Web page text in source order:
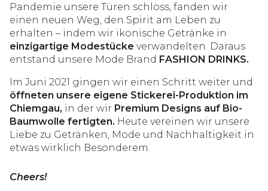
Pandemie unsere Türen schloss, fanden wir
einen neuen Weg, den Spirit am Leben zu
erhalten – indem wir ikonische Getränke in
einzigartige Modestücke verwandelten. Daraus
entstand unsere Mode Brand FASHION DRINKS.
Im Juni 2021 gingen wir einen Schritt weiter und
öffneten unsere eigene Stickerei-Produktion im
Chiemgau, in der wir Premium Designs auf Bio-
Baumwolle fertigten. Heute vereinen wir unsere
Liebe zu Getränken, Mode und Nachhaltigkeit in
etwas wirklich Besonderem.
Cheers!